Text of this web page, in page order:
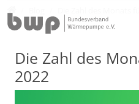
Die Zahl des
2022